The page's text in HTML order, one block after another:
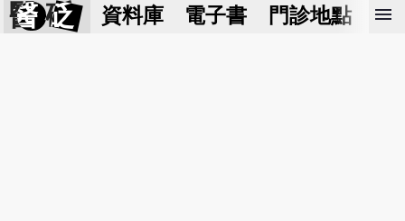
醫 砭 資料庫 電子書 門診地點 預
menu